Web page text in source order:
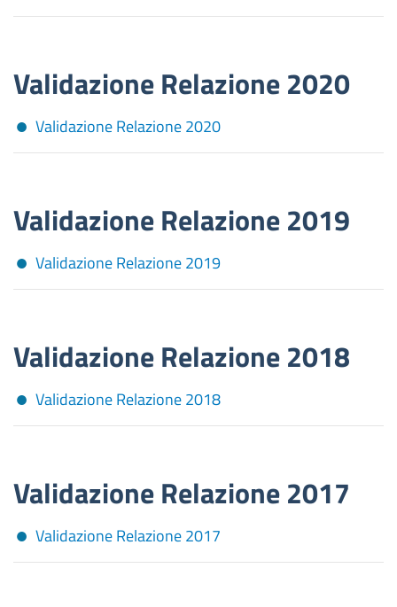
Validazione Relazione 2020
Validazione Relazione 2020
Validazione Relazione 2019
Validazione Relazione 2019
Validazione Relazione 2018
Validazione Relazione 2018
Validazione Relazione 2017
Validazione Relazione 2017